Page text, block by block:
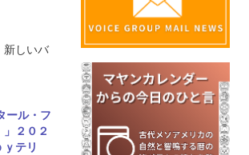
新しいバ
ール・フ
２０２
テリ